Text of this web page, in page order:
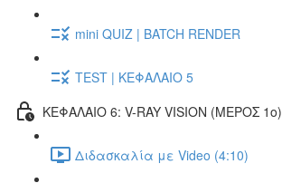
mini QUIZ | BATCH RENDER
TEST | ΚΕΦΑΛΑΙΟ 5
ΚΕΦΑΛΑΙΟ 6: V-RAY VISION (ΜΕΡΟΣ 1ο)
Διδασκαλία με Video (4:10)